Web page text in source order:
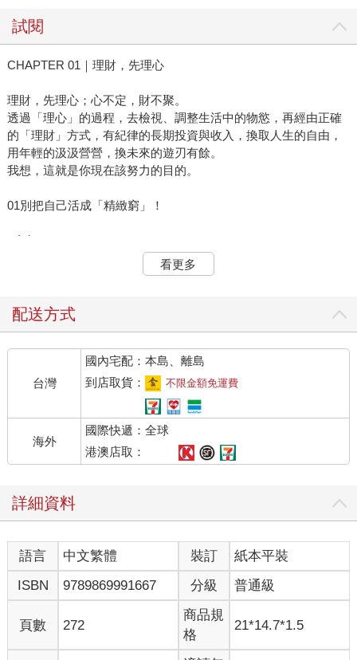
試閱
CHAPTER 01｜理財，先理心
理財，先理心；心不定，財不聚。
透過「理心」的過程，去檢視、調整生活中的物慾，再經由正確
的「理財」方式，有紀律的長期投資與收入，換取人生的自由，
用年輕的汲汲營營，換未來的遊刃有餘。
我想，這就是你現在該努力的目的。
01別把自己活成「精緻窮」！
/ 金句 /
如果不能擁抱這些粗糙的部分，
你身邊應該有一、兩個這樣的朋友，不管自己窮不窮，只問自己
棒不棒。新款手機一上市，他立刻入手；當季名牌新品到櫃，她
這讓我想起多年前認識的一個朋友。
剛認識的時候，覺得她根本就是個「行走的名牌專櫃」，L牌的包
吃飯，她只願意約在高檔餐廳；我一度以為她是個富家千金。
認識久了，越來越瞭解她的個性。
她的時尚icon是《Sex and the City》的凱莉．布雷蕭（Carrie
Bradshaw），人生以追求「精緻」為己任，眼裡容不下「粗俗」
她是那種會用「全身行頭」去判斷要不要和一個人交朋友的人；
看更多
配送方式
台灣
國內宅配：本島、離島
到店取貨：
不限金額免運費
海外
國際快遞：全球
港澳店取：
詳細資料
語言 中文繁體 裝訂
紙本平裝
ISBN
9789869991667 分級 普通級
頁數 272
商品規
格
21*14.7*1.5